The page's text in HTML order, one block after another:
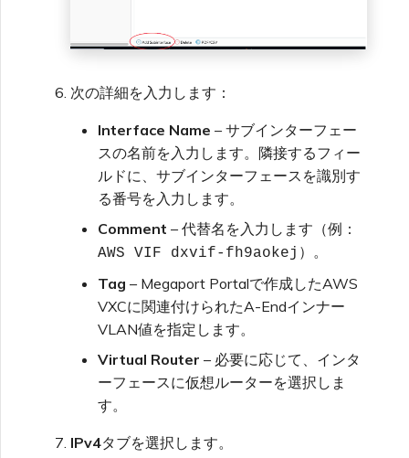
次の詳細を入力します：
Interface Name – サブインターフェー
スの名前を入力します。隣接するフィー
ルドに、サブインターフェースを識別す
る番号を入力します。
Comment – 代替名を入力します（例：
AWS VIF dxvif-fh9aokej ）。
Tag – Megaport Portalで作成したAWS
VXCに関連付けられたA-Endインナー
VLAN値を指定します。
Virtual Router – 必要に応じて、インタ
ーフェースに仮想ルーターを選択しま
す。
IPv4タブを選択します。